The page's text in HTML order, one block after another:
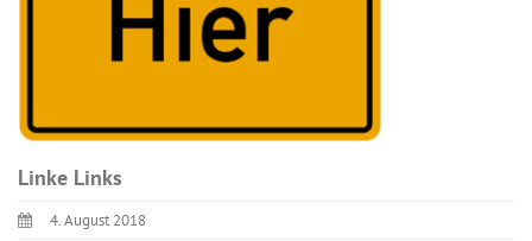
Linke Links
4. August 2018